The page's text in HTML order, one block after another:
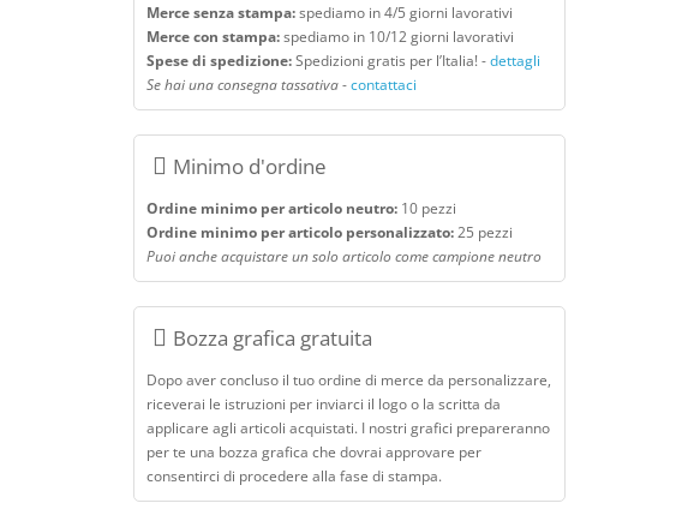
Merce senza stampa:spediamo in 4/5 giorni lavorativi
Merce con stampa:spediamo in 10/12 giorni lavorativi
Spese di spedizione:Spedizioni gratis per l’Italia! -dettagli
Se hai una consegna tassativa-contattaci
Minimo d'ordine
Ordine minimo per articolo neutro: 10 pezzi
Ordine minimo per articolo personalizzato:25 pezzi
Puoi anche acquistare un solo articolo come campione neutro
Bozza grafica gratuita
Dopo aver concluso il tuo ordine di merce da personalizzare,
riceverai le istruzioni per inviarci il logo o la scritta da
applicare agli articoli acquistati. I nostri grafici prepareranno
per te una bozza grafica che dovrai approvare per
consentirci di procedere alla fase di stampa.